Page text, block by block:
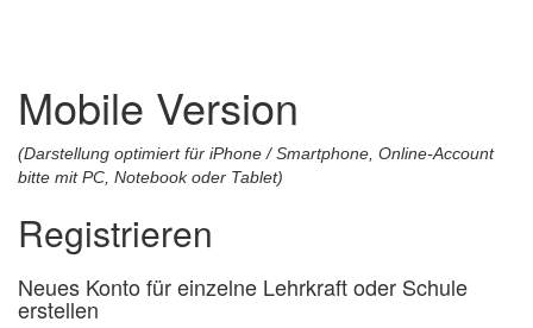
Mobile Version
(Darstellung optimiert für iPhone / Smartphone, Online-Account
bitte mit PC, Notebook oder Tablet)
Registrieren
Neues Konto für einzelne Lehrkraft oder Schule
erstellen